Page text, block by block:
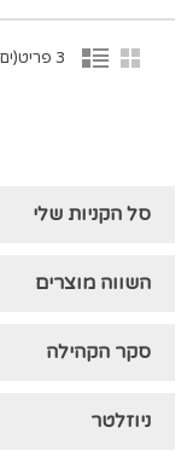
3 פריט(ים)
סל הקניות שלי
השווה מוצרים
סקר הקהילה
ניוזלטר